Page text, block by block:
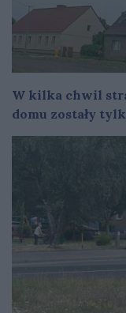
W kilka chwil
domu zostały